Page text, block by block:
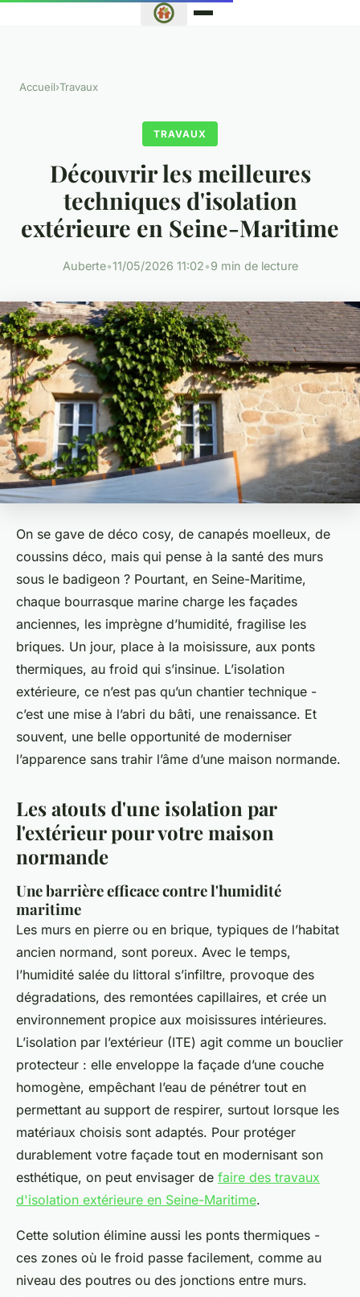
Accueil›Travaux
TRAVAUX
Découvrir les meilleures
techniques d'isolation
extérieure en Seine-Maritime
Auberte•11/05/2026 11:02•9 min de lecture
On se gave de déco cosy, de canapés moelleux, de
coussins déco, mais qui pense à la santé des murs
sous le badigeon ? Pourtant, en Seine-Maritime,
chaque bourrasque marine charge les façades
anciennes, les imprègne d’humidité, fragilise les
briques. Un jour, place à la moisissure, aux ponts
thermiques, au froid qui s’insinue. L’isolation
extérieure, ce n’est pas qu’un chantier technique -
c’est une mise à l’abri du bâti, une renaissance. Et
souvent, une belle opportunité de moderniser
l’apparence sans trahir l’âme d’une maison normande.
Les atouts d'une isolation par
l'extérieur pour votre maison
normande
Une barrière efficace contre l'humidité
maritime
Les murs en pierre ou en brique, typiques de l’habitat
ancien normand, sont poreux. Avec le temps,
l’humidité salée du littoral s’infiltre, provoque des
dégradations, des remontées capillaires, et crée un
environnement propice aux moisissures intérieures.
L’isolation par l’extérieur (ITE) agit comme un bouclier
protecteur : elle enveloppe la façade d’une couche
homogène, empêchant l’eau de pénétrer tout en
permettant au support de respirer, surtout lorsque les
matériaux choisis sont adaptés. Pour protéger
durablement votre façade tout en modernisant son
esthétique, on peut envisager de faire des travaux
d'isolation extérieure en Seine-Maritime.
Cette solution élimine aussi les ponts thermiques -
ces zones où le froid passe facilement, comme au
niveau des poutres ou des jonctions entre murs.